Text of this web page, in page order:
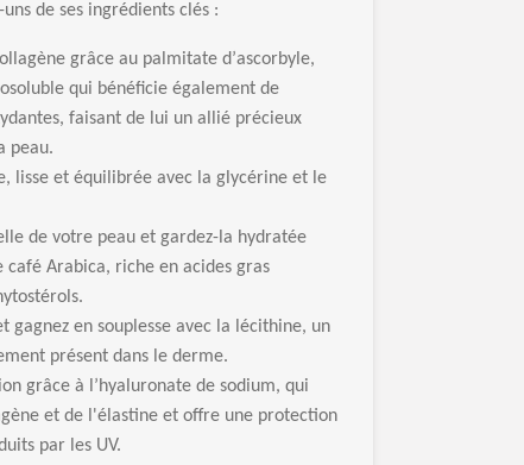
de ses ingrédients cl és :
ène grâce au palmitate d’ascorbyle,
qui bénéficie également de
faisant de lui un allié précieux
peau.
lisse et équilibrée avec la glycérine et le
de votre peau et gardez-la hydratée
café Arabica, riche en acides gras
érols.
en souplesse avec la l écithine, un
présent dans le derme.
grâce à ’hyaluronate de sodium, qui
ène et de l'é lastine et offre une protection
par les UV.